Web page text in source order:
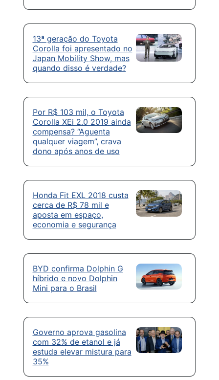
13ª geração do Toyota
Corolla foi apresentado no
Japan Mobility Show, mas
quando disso é verdade?
Por R$ 103 mil, o Toyota
Corolla XEi 2.0 2019 ainda
compensa? “Aguenta
qualquer viagem”, crava
dono após anos de uso
Honda Fit EXL 2018 custa
cerca de R$ 78 mil e
aposta em espaço,
economia e segurança
BYD confirma Dolphin G
híbrido e novo Dolphin
Mini para o Brasil
Governo aprova gasolina
com 32% de etanol e já
estuda elevar mistura para
35%